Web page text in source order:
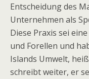
Entscheidung des
Unternehmen als
Diese Praxis sei
und Forellen und
Islands Umwelt,
schreibt weiter, er